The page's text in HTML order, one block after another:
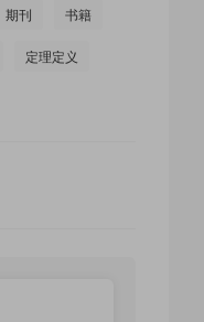
期刊 书籍
定理定义